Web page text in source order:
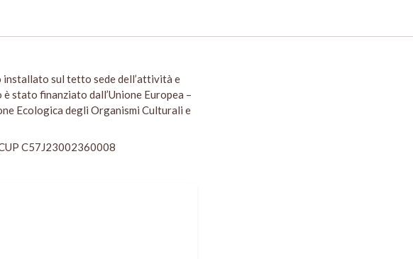
installato sul tetto sede dell’attività e
stato finanziato dall’Unione Europea –
Ecologica degli Organismi Culturali e
C57J23002360008